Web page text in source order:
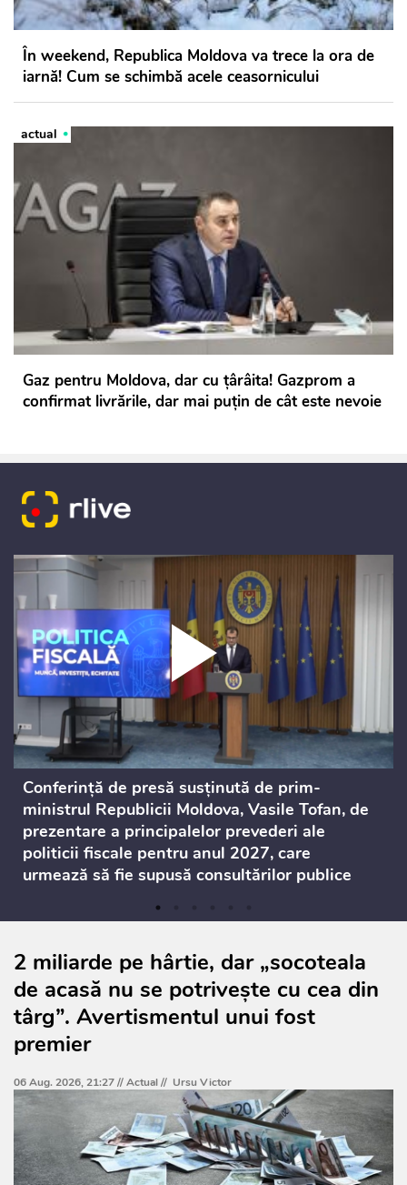
În weekend, Republica Moldova va trece la ora de
iarnă! Cum se schimbă acele ceasornicului
actual
Gaz pentru Moldova, dar cu țârâita! Gazprom a
confirmat livrările, dar mai puțin de cât este nevoie
Conferință de presă susținută de prim-
ministrul Republicii Moldova, Vasile Tofan, de
prezentare a principalelor prevederi ale
politicii fiscale pentru anul 2027, care
urmează să fie supusă consultărilor publice
2 miliarde pe hârtie, dar „socoteala
de acasă nu se potrivește cu cea din
târg”. Avertismentul unui fost
premier
06 Aug. 2026, 21:27 //Actual// Ursu Victor